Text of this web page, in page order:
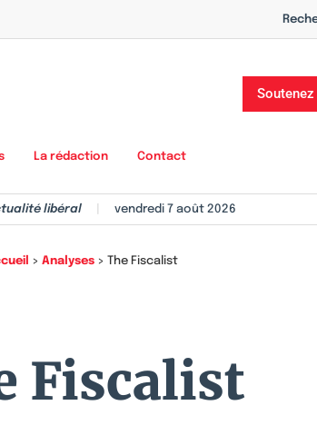
La rédaction Contact
libéral vendredi 7 août 2026
> Analyses > The Fiscalist
Fiscalist